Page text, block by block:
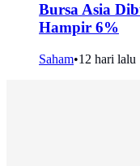
Bursa Asia
Hampir 6%
Saham•12 hari lalu